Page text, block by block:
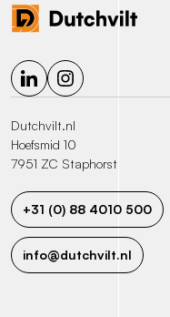
Dutchvilt.nl
Hoefsmid 10
7951 ZC Staphorst
+31 (0) 88 4010 500
info@dutchvilt.nl